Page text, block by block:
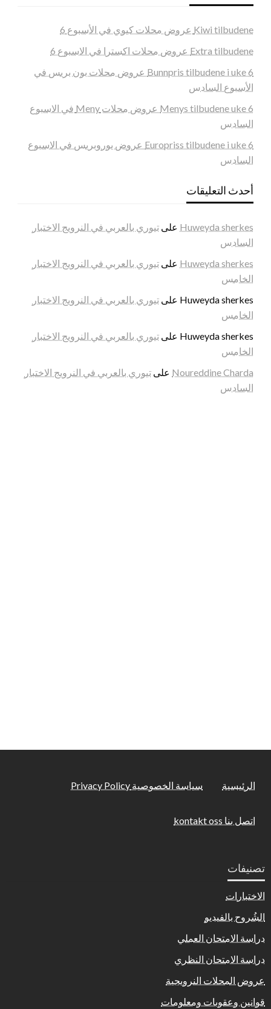
Kiwi tilbudene عروض محلات كيوي في الأسبوع 6
Extra tilbudene عروض محلات اكسترا في الاسبوع 6
Bunnpris tilbudene i uke 6 عروض محلات بون بريس في
الأسبوع السادس
Menys tilbudene uke 6 عروض محلات Meny في الاسبوع
السادس
Europriss tilbudene i uke 6 عروض يوروبريس في الاسبوع
السادس
أحدث التعليقات
Huweyda sherkes على تيوري بالعربي في النرويج الاختبار
السادس
Huweyda sherkes على تيوري بالعربي في النرويج الاختبار
الخامس
Huweyda sherkes على تيوري بالعربي في النرويج الاختبار
الخامس
Huweyda sherkes على تيوري بالعربي في النرويج الاختبار
الخامس
Noureddine Charda على تيوري بالعربي في النرويج الاختبار
السادس
الرئيسية سياسة الخصوصية Privacy Policy
اتصل بنا kontakt oss
تصنيفات
الاختبارات
الشُروح بالفيديو
دراسة الامتحان العملي
دراسة الامتحان النظري
عروض المحلات النرويجية
قوانين وعقوبات ومعلومات